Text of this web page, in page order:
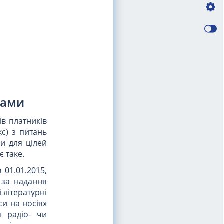
платників
з питань
для цілей
таке.
01.01.2015,
надання
на носіях
радіо- чи